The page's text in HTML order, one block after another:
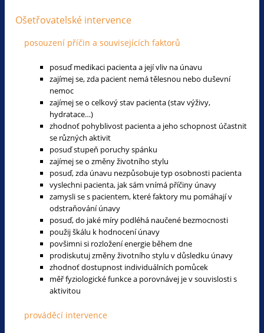
Ošetřovatelské intervence
posouzení příčin a souvisejících faktorů
posuď medikaci pacienta a její vliv na únavu
zajímej se, zda pacient nemá tělesnou nebo duševní
nemoc
zajímej se o celkový stav pacienta (stav výživy,
hydratace…)
zhodnoť pohyblivost pacienta a jeho schopnost účastnit
se různých aktivit
posuď stupeň poruchy spánku
zajímej se o změny životního stylu
posuď, zda únavu nezpůsobuje typ osobnosti pacienta
vyslechni pacienta, jak sám vnímá příčiny únavy
zamysli se s pacientem, které faktory mu pomáhají v
odstraňování únavy
posuď, do jaké míry podléhá naučené bezmocnosti
použij škálu k hodnocení únavy
povšimni si rozložení energie během dne
prodiskutuj změny životního stylu v důsledku únavy
zhodnoť dostupnost individuálních pomůcek
měř fyziologické funkce a porovnávej je v souvislosti s
aktivitou
prováděcí intervence